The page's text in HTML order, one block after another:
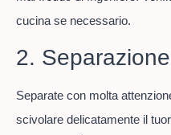
cucina se necessario.
2.
Separate con molta
scivolare delicatamente il